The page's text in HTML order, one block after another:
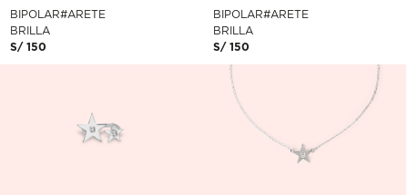
BIPOLAR#ARETE
BRILLA
S/ 150
BIPOLAR#ARETE
BRILLA
S/ 150